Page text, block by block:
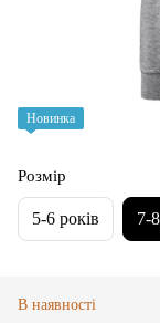
Новинка
Розмір
5-6 років 7-
В наявності